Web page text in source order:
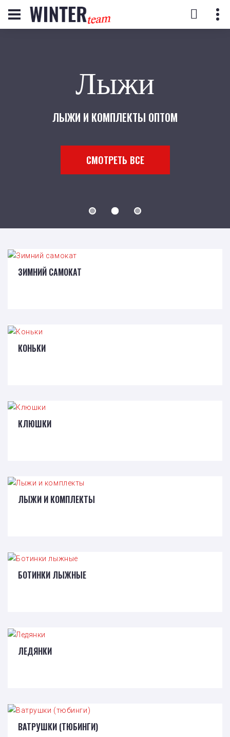
Лыжи
ЛЫЖИ И КОМПЛЕКТЫ ОПТОМ
СМОТРЕТЬ ВСЕ
ЗИМНИЙ САМОКАТ
КОНЬКИ
КЛЮШКИ
ЛЫЖИ И КОМПЛЕКТЫ
БОТИНКИ ЛЫЖНЫЕ
ЛЕДЯНКИ
ВАТРУШКИ (ТЮБИНГИ)